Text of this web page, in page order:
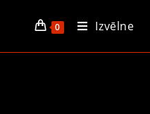
0 Izvēlne